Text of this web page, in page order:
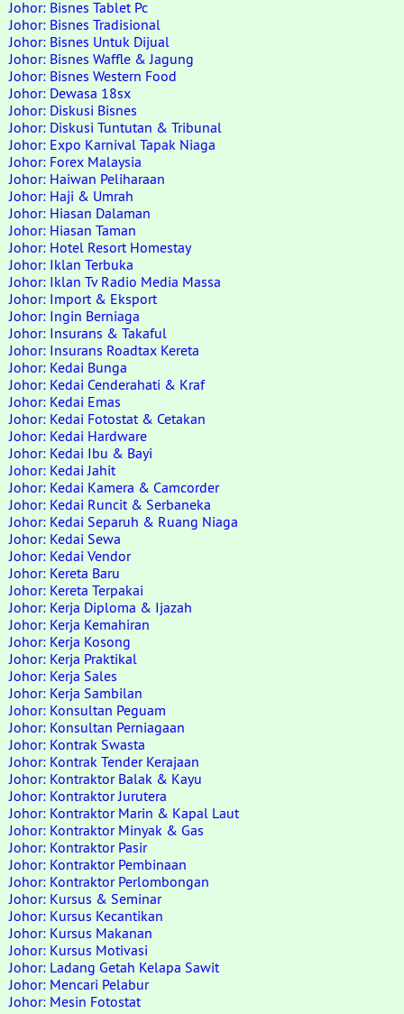
Johor: Bisnes Tablet Pc
Johor: Bisnes Tradisional
Johor: Bisnes Untuk Dijual
Johor: Bisnes Waffle & Jagung
Johor: Bisnes Western Food
Johor: Dewasa 18sx
Johor: Diskusi Bisnes
Johor: Diskusi Tuntutan & Tribunal
Johor: Expo Karnival Tapak Niaga
Johor: Forex Malaysia
Johor: Haiwan Peliharaan
Johor: Haji & Umrah
Johor: Hiasan Dalaman
Johor: Hiasan Taman
Johor: Hotel Resort Homestay
Johor: Iklan Terbuka
Johor: Iklan Tv Radio Media Massa
Johor: Import & Eksport
Johor: Ingin Berniaga
Johor: Insurans & Takaful
Johor: Insurans Roadtax Kereta
Johor: Kedai Bunga
Johor: Kedai Cenderahati & Kraf
Johor: Kedai Emas
Johor: Kedai Fotostat & Cetakan
Johor: Kedai Hardware
Johor: Kedai Ibu & Bayi
Johor: Kedai Jahit
Johor: Kedai Kamera & Camcorder
Johor: Kedai Runcit & Serbaneka
Johor: Kedai Separuh & Ruang Niaga
Johor: Kedai Sewa
Johor: Kedai Vendor
Johor: Kereta Baru
Johor: Kereta Terpakai
Johor: Kerja Diploma & Ijazah
Johor: Kerja Kemahiran
Johor: Kerja Kosong
Johor: Kerja Praktikal
Johor: Kerja Sales
Johor: Kerja Sambilan
Johor: Konsultan Peguam
Johor: Konsultan Perniagaan
Johor: Kontrak Swasta
Johor: Kontrak Tender Kerajaan
Johor: Kontraktor Balak & Kayu
Johor: Kontraktor Jurutera
Johor: Kontraktor Marin & Kapal Laut
Johor: Kontraktor Minyak & Gas
Johor: Kontraktor Pasir
Johor: Kontraktor Pembinaan
Johor: Kontraktor Perlombongan
Johor: Kursus & Seminar
Johor: Kursus Kecantikan
Johor: Kursus Makanan
Johor: Kursus Motivasi
Johor: Ladang Getah Kelapa Sawit
Johor: Mencari Pelabur
Johor: Mesin Fotostat